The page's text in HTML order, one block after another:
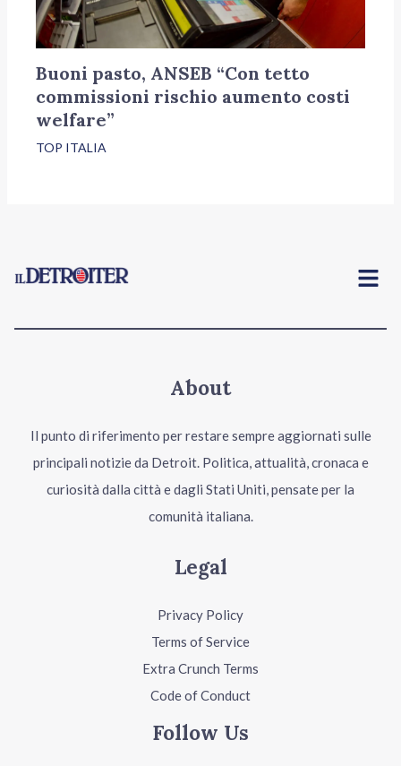
Buoni pasto, ANSEB “Con tetto
commissioni rischio aumento costi
welfare”
TOP ITALIA
Menu
About
Il punto di riferimento per restare sempre aggiornati sulle
principali notizie da Detroit. Politica, attualità, cronaca e
curiosità dalla città e dagli Stati Uniti, pensate per la
comunità italiana.
Legal
Privacy Policy
Terms of Service
Extra Crunch Terms
Code of Conduct
Follow Us